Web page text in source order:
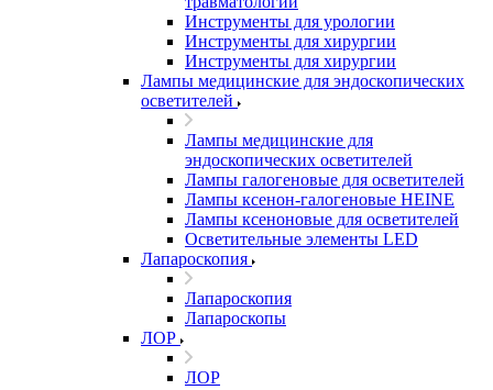
Инструменты для урологии
Инструменты для хирургии
Инструменты для хирургии
Лампы медицинские для эндоскопических
осветителей
Лампы медицинские для
эндоскопических осветителей
Лампы галогеновые для осветителей
Лампы ксенон-галогеновые HEINE
Лампы ксеноновые для осветителей
Осветительные элементы LED
Лапароскопия
Лапароскопия
Лапароскопы
ЛОР
ЛОР